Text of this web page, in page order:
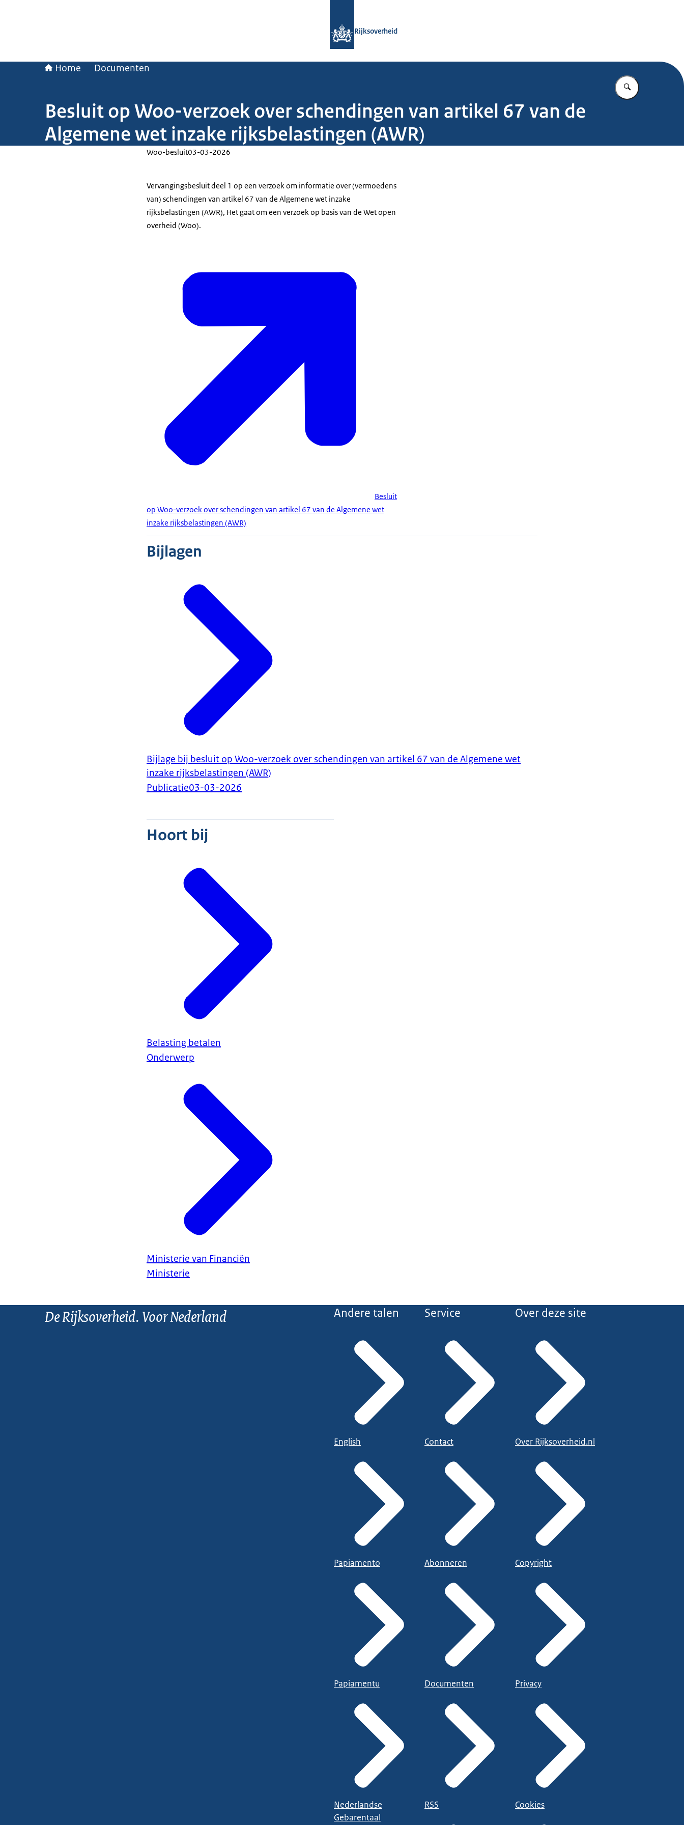
Rijksoverheid
Home Documenten
Vul in wat u
Besluit op Woo-verzoek over schendingen van artikel 67 van de
Algemene wet inzake rijksbelastingen (AWR)
Woo-besluit03-03-2026
Vervangingsbesluit deel 1 op een verzoek om informatie over (vermoedens
van) schendingen van artikel 67 van de Algemene wet inzake
rijksbelastingen (AWR), Het gaat om een verzoek op basis van de Wet open
overheid (Woo).
Besluit
op Woo-verzoek over schendingen van artikel 67 van de Algemene wet
inzake rijksbelastingen (AWR)
Bijlagen
Bijlage bij besluit op Woo-verzoek over schendingen van artikel 67 van de Algemene wet
inzake rijksbelastingen (AWR)
Publicatie03-03-2026
Hoort bij
Belasting betalen
Onderwerp
Ministerie van Financiën
Ministerie
De Rijksoverheid. Voor Nederland Andere talen
English
Papiamento
Papiamentu
Nederlandse
Gebarentaal
Service
Contact
Abonneren
Documenten
RSS
Over deze site
Over Rijksoverheid.nl
Copyright
Privacy
Cookies